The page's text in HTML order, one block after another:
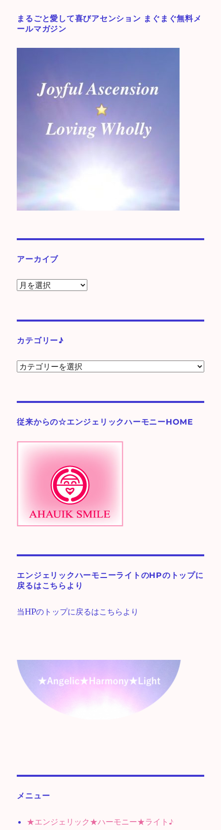
まるごと愛して喜びアセンション まぐまぐ無料メ
ールマガジン
アーカイブ
ア
ブ
カテゴリー♪
カ
ー
従来からの☆エンジェリックハーモニーHOME
エンジェリックハーモニーライトのHPのトップに
戻るはこちらより
当HPのトップに戻るはこちらより
メニュー
★エンジェリック★ハーモニー★ライト♪